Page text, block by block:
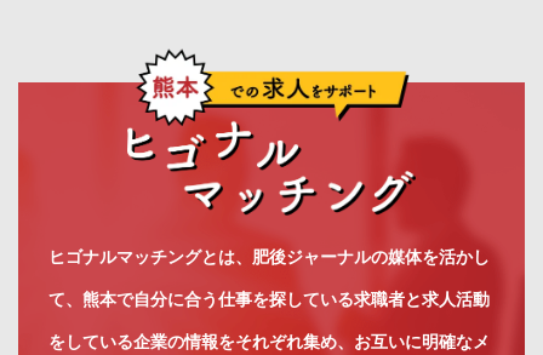
ヒゴナルマッチングとは、肥後ジャーナルの媒体を活かし
て、熊本で自分に合う仕事を探している求職者と求人活動
をしている企業の情報をそれぞれ集め、お互いに明確なメ